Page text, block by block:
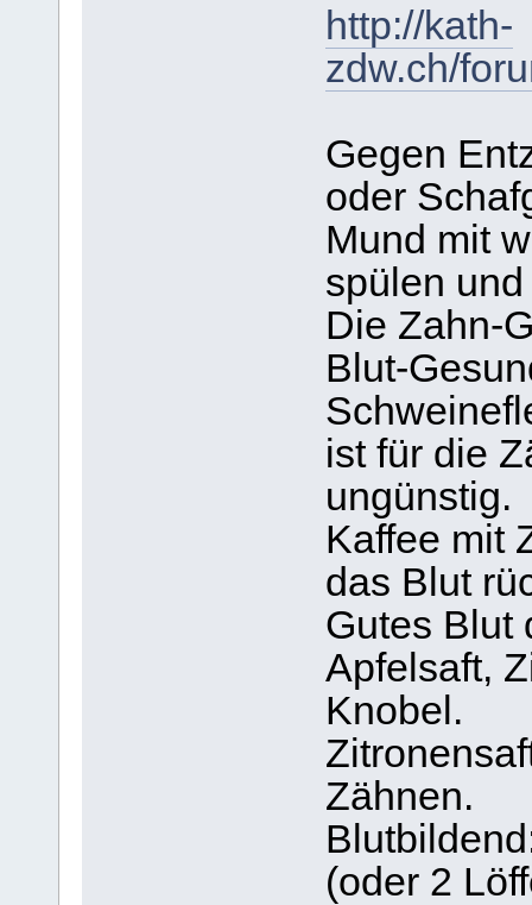
http://kath-
zdw.ch/
Gegen
oder
Mund mit
spülen
Die Zahn-
Blut-
ist für die
ungünstig.
Kaffee mit
das Blut
Gutes Blut
Apfelsaft,
Knobel.
Zähnen.
(oder 2